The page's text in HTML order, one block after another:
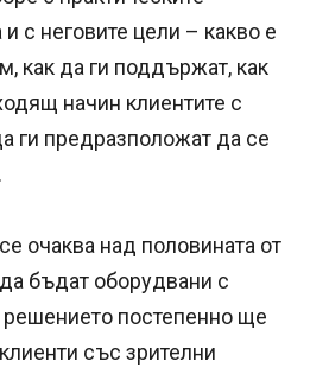
с неговите цели – какво е
как да ги поддържат, как
начин клиентите с
ги предразположат да се
очаква над половината от
бъдат оборудвани с
решението постепенно ще
със зрителни